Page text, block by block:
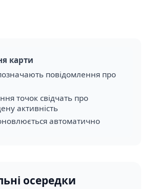
карти
повідомлення про
точок свідчать про
активність
автоматично
осередки